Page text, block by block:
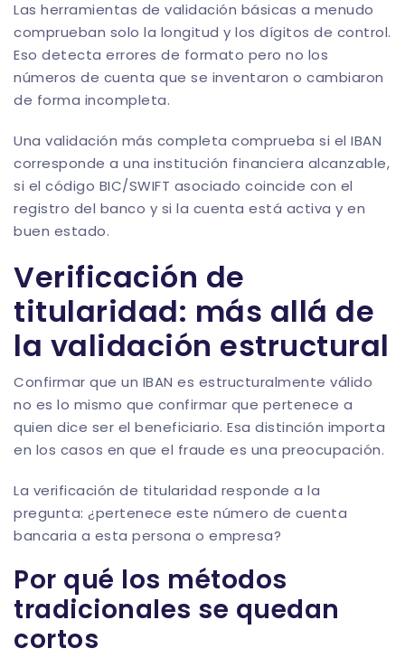
Las herramientas de validación básicas a menudo
comprueban solo la longitud y los dígitos de control.
Eso detecta errores de formato pero no los
números de cuenta que se inventaron o cambiaron
de forma incompleta.
Una validación más completa comprueba si el IBAN
corresponde a una institución financiera alcanzable,
si el código BIC/SWIFT asociado coincide con el
registro del banco y si la cuenta está activa y en
buen estado.
Verificación de
titularidad: más allá de
la validación estructural
Confirmar que un IBAN es estructuralmente válido
no es lo mismo que confirmar que pertenece a
quien dice ser el beneficiario. Esa distinción importa
en los casos en que el fraude es una preocupación.
La verificación de titularidad responde a la
pregunta: ¿pertenece este número de cuenta
bancaria a esta persona o empresa?
Por qué los métodos
tradicionales se quedan
cortos